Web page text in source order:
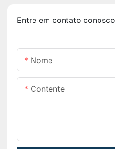
Entre em contato conosco
Nome
Contente